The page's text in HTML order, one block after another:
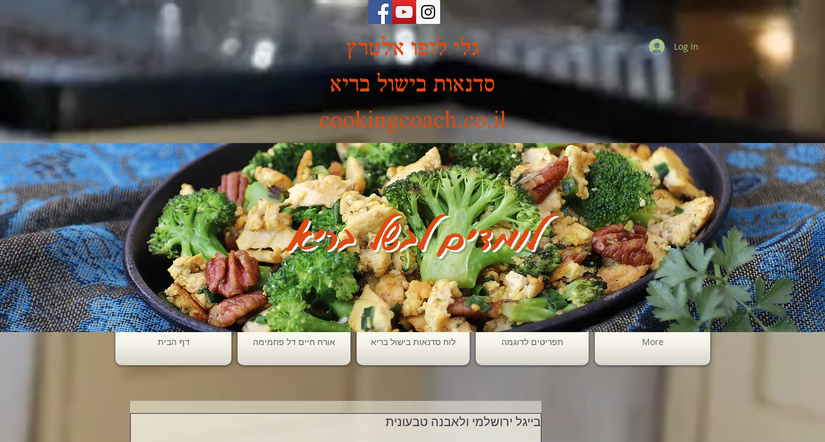
גלי לופו אלטרץ
סדנאות בישול בריא
cookingcoach.co.il
דף הבית אורח חיים דל פחמימה לוח סדנאות בישול בריא תפריטים לדוגמה More
לומדים לבשל בריא
Log In
בייגל ירושלמי ולאבנה טבעונית